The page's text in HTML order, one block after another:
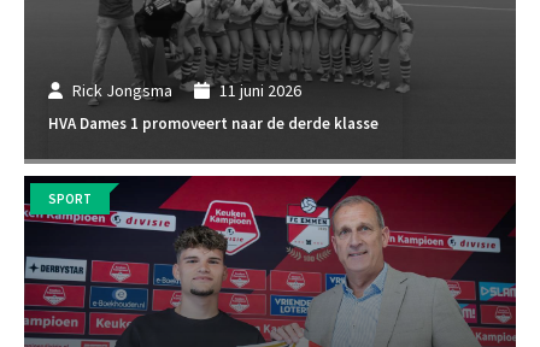
Rick Jongsma 11 juni 2026
HVA Dames 1 promoveert naar de derde klasse
SPORT